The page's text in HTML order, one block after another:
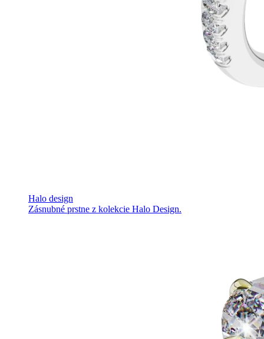
Halo design
Zásnubné prstne z kolekcie Halo Design.